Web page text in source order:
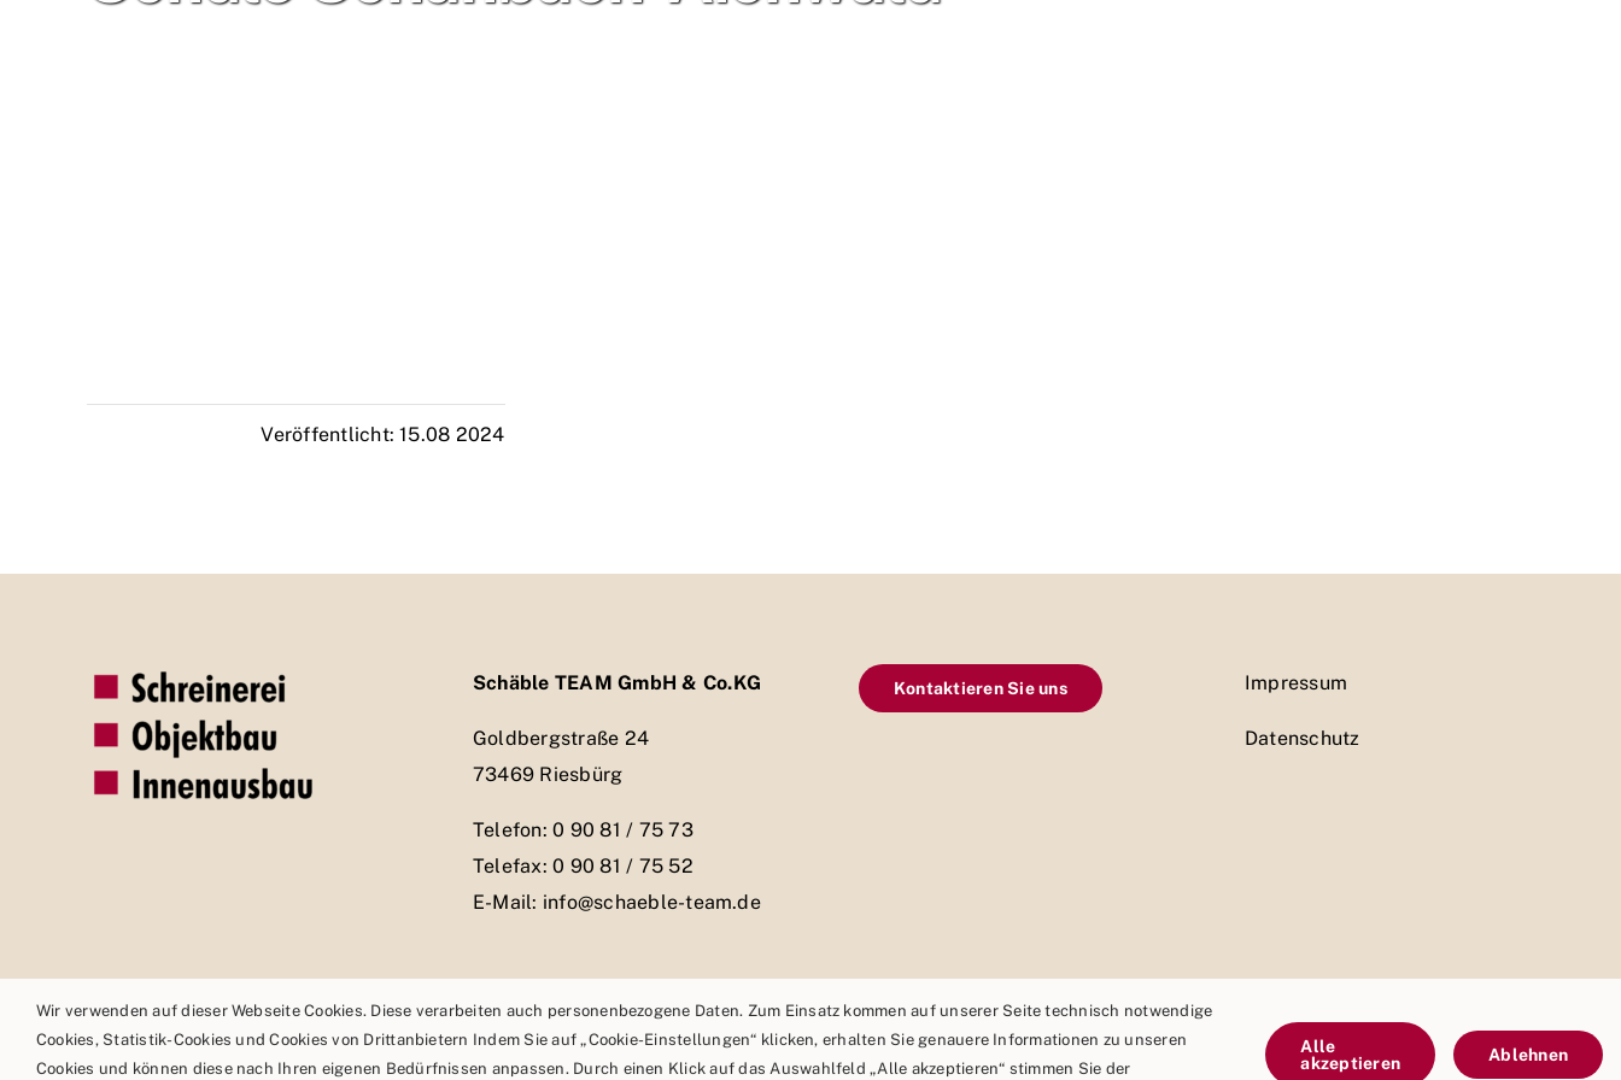
Veröffentlicht: 15.08 2024
Schäble TEAM GmbH & Co.KG
Goldbergstraße 24
73469 Riesbürg
Telefon: 0 90 81 / 75 73
Telefax: 0 90 81 / 75 52
E-Mail: info@schaeble-team.de
Kontaktieren Sie uns Impressum
Datenschutz
Copyright © 2026 | Schäble TEAM GmbH & Co.KG
Wir verwenden auf dieser Webseite Cookies. Diese verarbeiten auch personenbezogene Daten. Zum Einsatz kommen auf unserer Seite technisch notwendige
Cookies, Statistik-Cookies und Cookies von Drittanbietern Indem Sie auf „Cookie-Einstellungen“ klicken, erhalten Sie genauere Informationen zu unseren
Cookies und können diese nach Ihren eigenen Bedürfnissen anpassen. Durch einen Klick auf das Auswahlfeld „Alle akzeptieren“ stimmen Sie der
Alle
akzeptieren
Ablehnen